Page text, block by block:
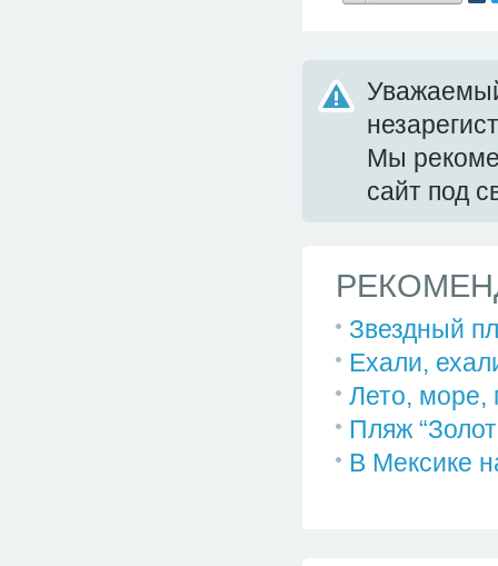
Мы
сайт под
Звездный
Ехали,
Лето, море,
Пляж
В Мексике